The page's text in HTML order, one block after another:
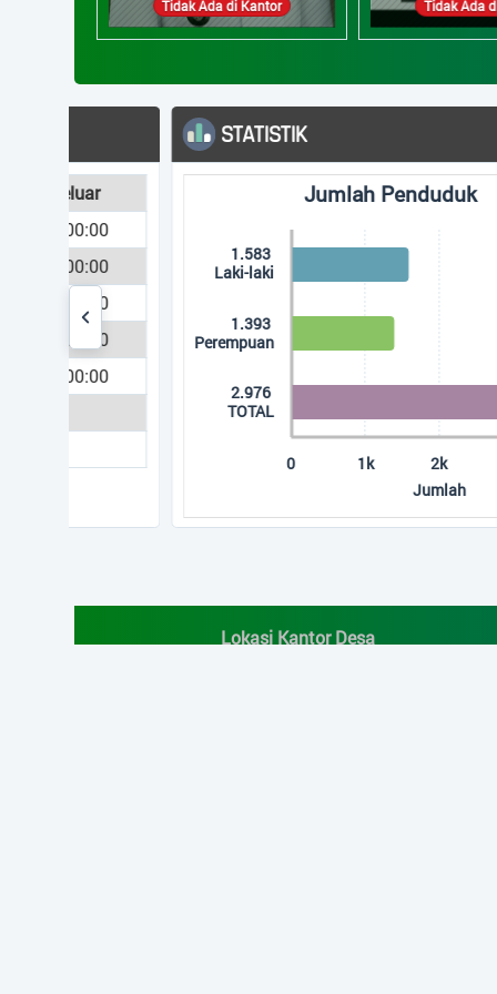
Tidak Ada di Kantor Tidak
STATISTIK
Jumlah Penduduk
Bar chart with 3 bars.
The chart has 1 X axis displaying categories.
The chart has 1 Y axis displaying Jumlah. Data
Jumlah Penduduk
3k
1.583
1.393
Perempuan
2.976
End of interactive chart.
Lokasi Kantor Desa